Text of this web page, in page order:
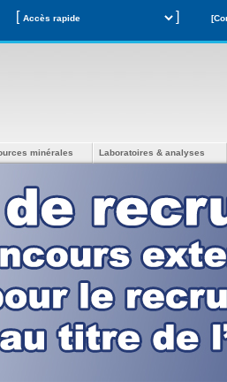
[ ]
minérales Laboratoires & analyses